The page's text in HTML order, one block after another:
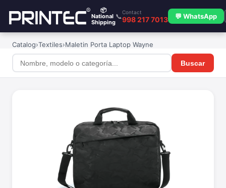
📦
National
Shipping
📞
Contact
998 217 7013 💬 WhatsApp
Catalog›Textiles›Maletin Porta Laptop Wayne
Buscar